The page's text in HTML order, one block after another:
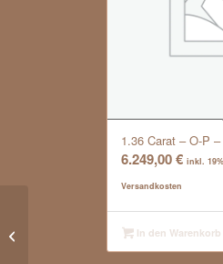
1.36 Carat – O-P
6.249,00€ inkl.
Versandkosten
In den Warenkorb
0.58 Carat – Top Crystal I – Brilliant